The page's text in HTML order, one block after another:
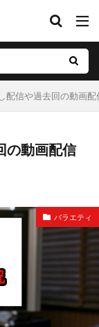
配信や過去回の動画
の動画配信
バラエティ